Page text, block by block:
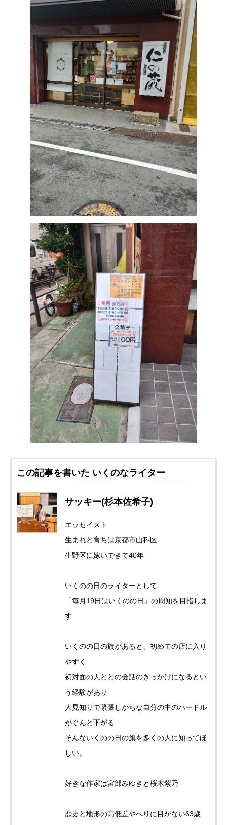
この記事を書いた いくのなライター
サッキー(杉本佐希子)
エッセイスト
生まれと育ちは京都市山科区
生野区に嫁いできて40年
いくのの日のライターとして
「毎月19日はいくのの日」の周知を目指しま
す
いくのの日の旗があると、初めての店に入り
やすく
初対面の人ととの会話のきっかけになるとい
う経験があり
人見知りで緊張しがちな自分の中のハードル
がぐんと下がる
そんないくのの日の旗を多くの人に知ってほ
しい。
好きな作家は宮部みゆきと桜木紫乃
歴史と地形の高低差やへりに目がない63歳